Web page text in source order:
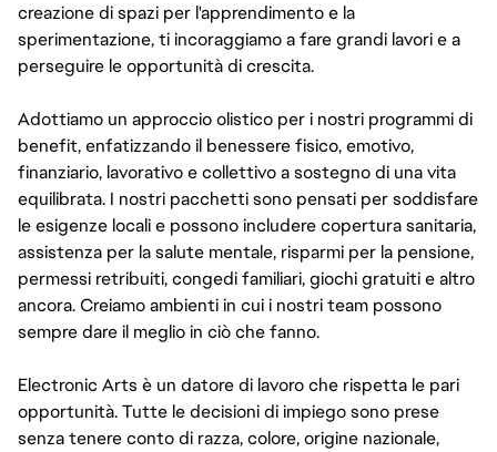
creazione di spazi per l'apprendimento e la
sperimentazione, ti incoraggiamo a fare grandi lavori e a
perseguire le opportunità di crescita.
Adottiamo un approccio olistico per i nostri programmi di
benefit, enfatizzando il benessere fisico, emotivo,
finanziario, lavorativo e collettivo a sostegno di una vita
equilibrata. I nostri pacchetti sono pensati per soddisfare
le esigenze locali e possono includere copertura sanitaria,
assistenza per la salute mentale, risparmi per la pensione,
permessi retribuiti, congedi familiari, giochi gratuiti e altro
ancora. Creiamo ambienti in cui i nostri team possono
sempre dare il meglio in ciò che fanno.
Electronic Arts è un datore di lavoro che rispetta le pari
opportunità. Tutte le decisioni di impiego sono prese
senza tenere conto di razza, colore, origine nazionale,